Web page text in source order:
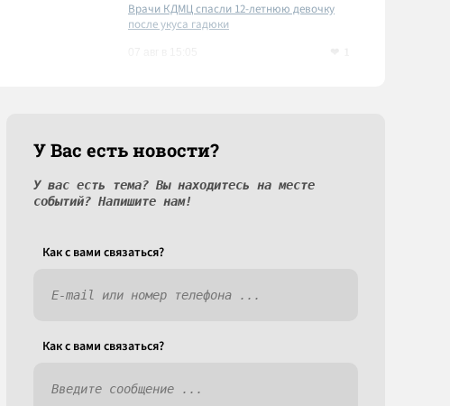
Врачи КДМЦ спасли 12-летнюю девочку
после укуса гадюки
У Вас есть новости?
У вас есть тема? Вы находитесь на месте
событий? Напишите нам!
Как c вами связаться?
Как c вами связаться?